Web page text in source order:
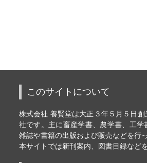
このサイトについて
株式会社 養賢堂は大正３年５月５日
社です。主に畜産学書、農学書、工学
雑誌や書籍の出版および販売などを行
本サイトでは新刊案内、図書目録など